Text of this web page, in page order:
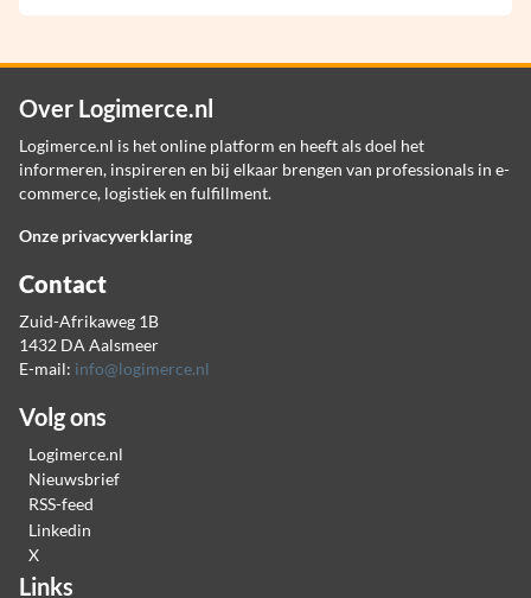
Over Logimerce.nl
Logimerce.nl is het online platform en heeft als doel het
informeren, inspireren en bij elkaar brengen van professionals in e-
commerce, logistiek en fulfillment.
Onze privacyverklaring
Contact
Zuid-Afrikaweg 1B
1432 DA Aalsmeer
E-mail: info@logimerce.nl
Volg ons
Logimerce.nl
Nieuwsbrief
RSS-feed
Linkedin
X
Links